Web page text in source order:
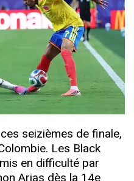
seizièmes de finale,
Les Black
en difficulté par
Arias dès la 14e